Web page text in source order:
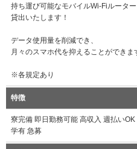
持ち運び可能なモバイルWi-Fiルータ
貸出いたします！
データ使用量を削減でき、
月々のスマホ代を抑えることができま
※各規定あり
特徴
寮完備 即日勤務可能 高収入 週払い
学有 急募